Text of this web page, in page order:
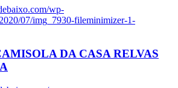
wp-
07/img_7930-fileminimizer-1-
DA CASA RELVAS